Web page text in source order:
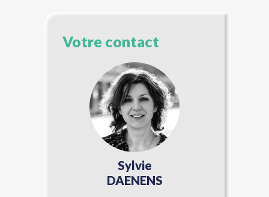
Votre contact
Sylvie
DAENENS